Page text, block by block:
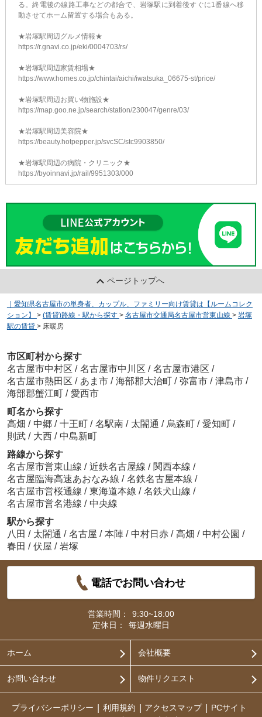
る。終電後の線路工事などの都合で、岩塚駅に到着後すぐに1番線へ移
動させてホーム留置する場合もある。
★岩塚駅周辺グルメ情報★
https://r.gnavi.co.jp/eki/0004703/rs/
★岩塚駅周辺家賃相場★
https://www.homes.co.jp/chintai/aichi/iwatsuka_06675-st/price/
★岩塚駅周辺お買い物施設★
https://map.goo.ne.jp/search/station/230047/genre/03/
★岩塚駅周辺美容院★
https://beauty.hotpepper.jp/svcSC/stc9903850/
★岩塚駅周辺の病院・クリニック★
https://byoinnavi.jp/rail/9951303/000
ページトップへ
｜愛知県名古屋市の単身者、カップル、ファミリー向け賃貸は【ルームコレク
ション】
> (賃貸)路線・駅から探す > 名古屋市交通局名古屋市営東山線 > 岩塚
駅の賃貸 > 床暖房
市区町村から探す
名古屋市中村区 / 名古屋市中川区 / 名古屋市港区 /
名古屋市熱田区 / あま市 / 海部郡大治町 / 弥富市 / 津島市 /
海部郡蟹江町 / 愛西市
町名から探す
高畑 / 中郷 / 十王町 / 名駅南 / 太閤通 / 烏森町 / 愛知町 /
則武 / 大西 / 中島新町
路線から探す
名古屋市営東山線 / 近鉄名古屋線 / 関西本線 /
名古屋臨海高速あおなみ線 / 名鉄名古屋本線 /
名古屋市営桜通線 / 東海道本線 / 名鉄犬山線 /
名古屋市営名港線 / 中央線
駅から探す
八田 / 太閤通 / 名古屋 / 本陣 / 中村日赤 / 高畑 / 中村公園 /
春田 / 伏屋 / 岩塚
電話でお問い合わせ
営業時間：
9:30~18:00
定休日：
毎週水曜日
ホーム 会社概要
お問い合わせ 物件リクエスト
プライバシーポリシー 利用規約 アクセスマップ
PCサイト